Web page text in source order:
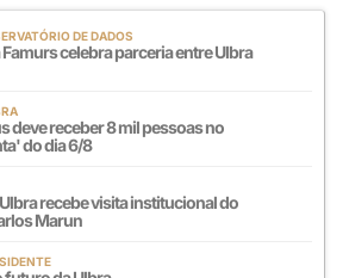
DE DADOS
celebra parceria entre Ulbra
deve receber 8 mil pessoas no
do dia 6/8
recebe visita institucional do
Marun